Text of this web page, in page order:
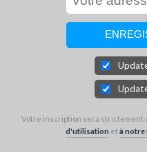
Votre inscription sera strictement
d'utilisation età notre